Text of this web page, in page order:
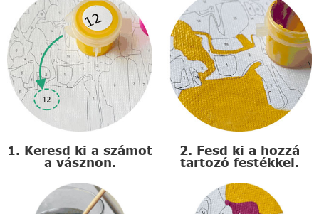
1. Keresd ki a számot
a vásznon.
2. Fesd ki a hozzá
tartozó festékkel.